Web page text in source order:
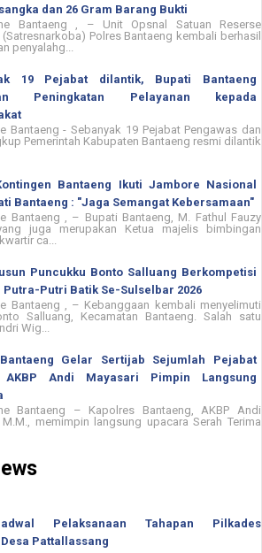
dan 26 Gram Barang Bukti
Bantaeng , – Unit Opsnal Satuan Reserse
Polres Bantaeng kembali berhasil
penyalahg...
19 Pejabat dilantik, Bupati Bantaeng
Peningkatan Pelayanan kepada
Bantaeng - Sebanyak 19 Pejabat Pengawas dan
Pemerintah Kabupaten Bantaeng resmi dilantik
Bantaeng Ikuti Jambore Nasional
Bantaeng : "Jaga Semangat Kebersamaan"
Bantaeng , – Bupati Bantaeng, M. Fathul Fauzy
juga merupakan Ketua majelis bimbingan
ca...
Puncukku Bonto Salluang Berkompetisi
Putra-Putri Batik Se-Sulselbar 2026
Bantaeng , – Kebanggaan kembali menyelimuti
Salluang, Kecamatan Bantaeng. Salah satu
Wig...
Gelar Sertijab Sejumlah Pejabat
AKBP Andi Mayasari Pimpin Langsung
Bantaeng – Kapolres Bantaeng, AKBP Andi
memimpin langsung upacara Serah Terima
Pelaksanaan Tahapan Pilkades
Pattallassang